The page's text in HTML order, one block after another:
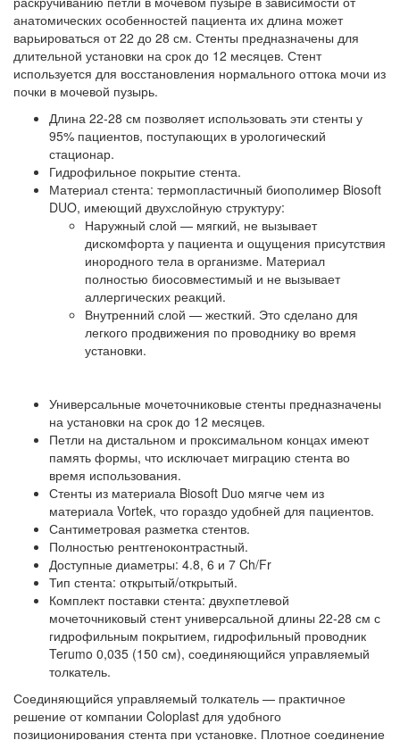
анатомических особенностей пациента их длина может
варьироваться от 22 до 28 см. Стенты предназначены для
длительной установки на срок до 12 месяцев. Стент
используется для восстановления нормального оттока мочи из
почки в мочевой пузырь.
Длина 22-28 см позволяет использовать эти стенты у
95% пациентов, поступающих в урологический
стационар.
Гидрофильное покрытие стента.
Материал стента: термопластичный биополимер Biosoft
DUO, имеющий двухслойную структуру:
Наружный слой — мягкий, не вызывает
дискомфорта у пациента и ощущения присутствия
инородного тела в организме. Материал
полностью биосовместимый и не вызывает
аллергических реакций.
Внутренний слой — жесткий. Это сделано для
легкого продвижения по проводнику во время
установки.
Универсальные мочеточниковые стенты предназначены
на установки на срок до 12 месяцев.
Петли на дистальном и проксимальном концах имеют
память формы, что исключает миграцию стента во
время использования.
Стенты из материала Biosoft Duo мягче чем из
материала Vortek, что гораздо удобней для пациентов.
Сантиметровая разметка стентов.
Полностью рентгеноконтрастный.
Доступные диаметры: 4.8, 6 и 7 Ch/Fr
Тип стента: открытый/открытый.
Комплект поставки стента: двухпетлевой
мочеточниковый стент универсальной длины 22-28 см с
гидрофильным покрытием, гидрофильный проводник
Terumo 0,035 (150 см), соединяющийся управляемый
толкатель.
Соединяющийся управляемый толкатель — практичное
решение от компании Coloplast для удобного
позиционирования стента при установке. Плотное соединение